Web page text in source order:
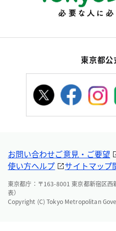
東京都公
お問い合わせご意見・ご要望
使い方ヘルプ
サイトマップ
東京都庁：〒163-8001 東京都新宿区
表）
Copyright (C) Tokyo Metropolitan